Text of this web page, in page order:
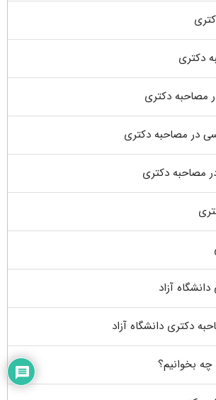
دکتری
مصاحبه دکتری
در مصاحبه دکتری
مصاحبه دکتری
آزاد
دکتری دانشگاه آزاد
بخوانیم؟